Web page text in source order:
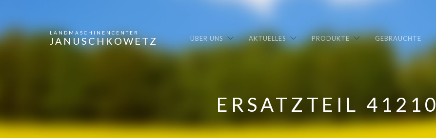
LANDMASCHINENCENTER
JANUSCHKOWETZ ÜBER UNS AKTUELLES PRODUKTE GEBRAUCHTE
ERSATZTEIL 41210